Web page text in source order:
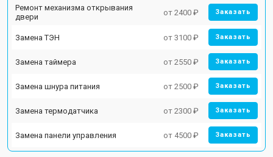
Ремонт механизма открывания
двери
от 2400 ₽ Заказать
Замена ТЭН от 3100 ₽ Заказать
Замена таймера от 2550 ₽ Заказать
Замена шнура питания от 2500 ₽ Заказать
Замена термодатчика от 2300 ₽ Заказать
Замена панели управления от 4500 ₽ Заказать